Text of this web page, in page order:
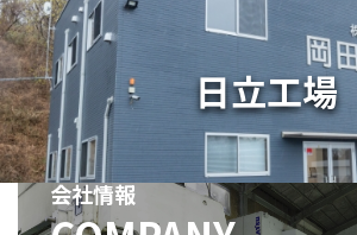
日立工場
会社情報